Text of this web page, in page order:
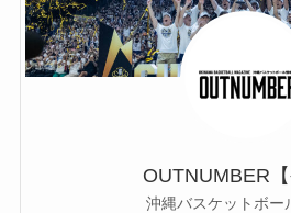
OUTNUMBER【
沖縄バスケットボー